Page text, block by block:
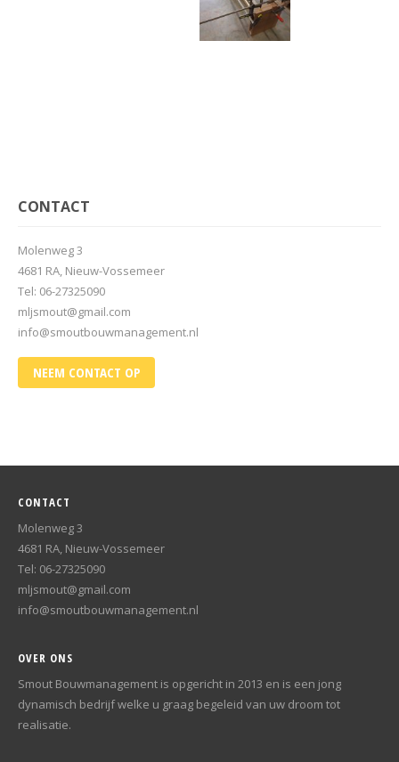
CONTACT
Molenweg 3
4681 RA, Nieuw-Vossemeer
Tel: 06-27325090
mljsmout@gmail.com
info@smoutbouwmanagement.nl
NEEM CONTACT OP
CONTACT
Molenweg 3
4681 RA, Nieuw-Vossemeer
Tel: 06-27325090
mljsmout@gmail.com
info@smoutbouwmanagement.nl
OVER ONS
Smout Bouwmanagement is opgericht in 2013 en is een jong
dynamisch bedrijf welke u graag begeleid van uw droom tot
realisatie.